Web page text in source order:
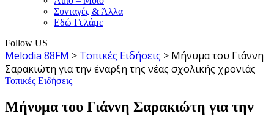
Συνταγές & Άλλα
Εδώ Γελάμε
Follow US
Melodia 88FM > Τοπικές Ειδήσεις > Μήνυμα του Γιάννη
Σαρακιώτη για την έναρξη της νέας σχολικής χρονιάς
Τοπικές Ειδήσεις
Μήνυμα του Γιάννη Σαρακιώτη για την